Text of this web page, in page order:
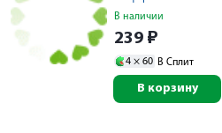
В наличии
239 ₽
4 × 60 В Сплит
В корзину